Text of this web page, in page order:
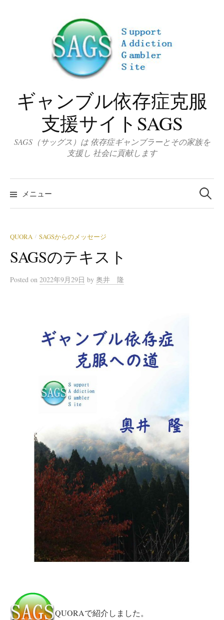
ギャンブル依存症克服
支援サイトSAGS
SAGS（サッグス）は 依存症ギャンブラーとその家族を
支援し 社会に貢献します
メニュー 索
QUORA / SAGSからのメッセージ
SAGSのテキスト
Posted on 2022年9月29日 by 奥井 隆
QUORAで紹介しました。